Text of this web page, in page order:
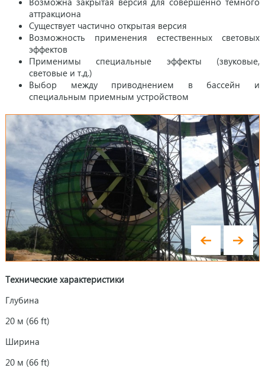
аттракциона
Существует частично открытая версия
Возможность применения естественных световых
эффектов
Применимы специальные эффекты (звуковые,
световые и т.д.)
Выбор между приводнением в бассейн и
специальным приемным устройством
Технические характеристики
Глубина
20 м (66 ft)
Ширина
20 м (66 ft)